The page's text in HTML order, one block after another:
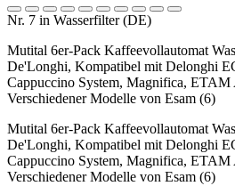
Nr. 7 in Wasserfilter (DE)
Mutital 6er-Pack Kaffeevollautomat
De'Longhi, Kompatibel mit Delonghi
Cappuccino System, Magnifica, ETAM
Verschiedener Modelle von Esam (6)
Mutital 6er-Pack Kaffeevollautomat
De'Longhi, Kompatibel mit Delonghi
Cappuccino System, Magnifica, ETAM
Verschiedener Modelle von Esam (6)